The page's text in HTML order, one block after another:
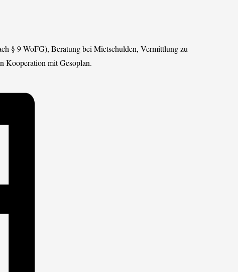
§ 9 WoFG), Beratung bei Mietschulden, Vermittlung zu
Kooperation mit Gesoplan.